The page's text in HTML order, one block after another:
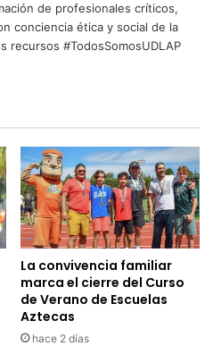
de profesionales críticos,
conciencia ética y social de la
recursos #TodosSomosUDLAP
La convivencia familiar
marca el cierre del Curso
de Verano de Escuelas
Aztecas
hace 2 días